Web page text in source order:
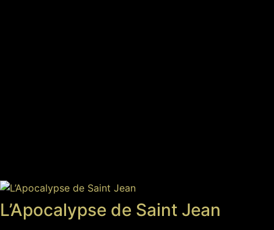
L’Apocalypse de Saint Jean